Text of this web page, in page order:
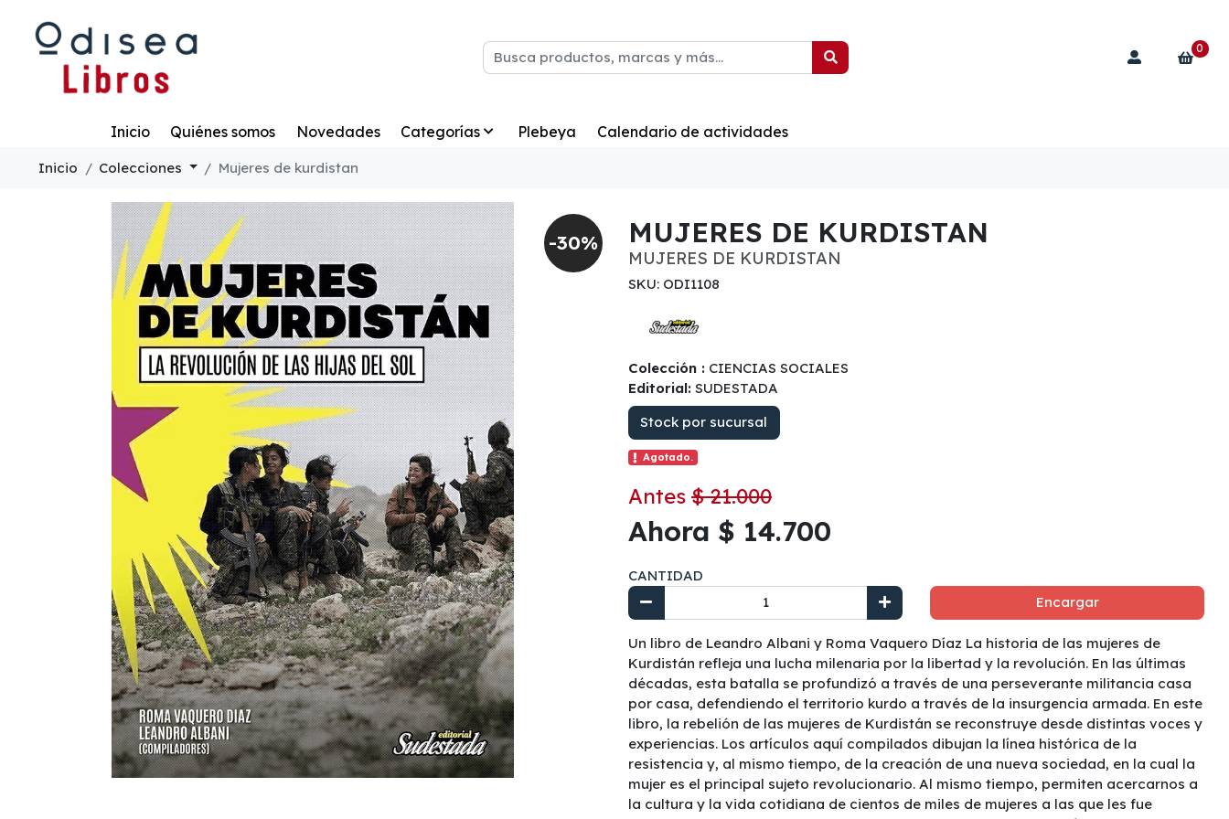
0
Inicio Quiénes somos Novedades Categorías Plebeya Calendario de actividades
Inicio Colecciones Mujeres de kurdistan
-30% MUJERES DE KURDISTAN
MUJERES DE KURDISTAN
SKU: ODI1108
Colección : CIENCIAS SOCIALES
Editorial: SUDESTADA
Stock por sucursal
Agotado.
Antes $ 21.000
Ahora $ 14.700
CANTIDAD
Encargar
Un libro de Leandro Albani y Roma Vaquero Díaz La historia de las mujeres de
Kurdistán refleja una lucha milenaria por la libertad y la revolución. En las últimas
décadas, esta batalla se profundizó a través de una perseverante militancia casa
por casa, defendiendo el territorio kurdo a través de la insurgencia armada. En este
libro, la rebelión de las mujeres de Kurdistán se reconstruye desde distintas voces y
experiencias. Los artículos aquí compilados dibujan la línea histórica de la
resistencia y, al mismo tiempo, de la creación de una nueva sociedad, en la cual la
mujer es el principal sujeto revolucionario. Al mismo tiempo, permiten acercarnos a
la cultura y la vida cotidiana de cientos de miles de mujeres a las que les fue